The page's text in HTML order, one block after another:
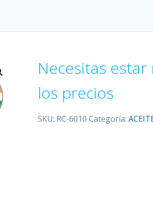
Necesitas
los precios
SKU: RC-6010 Categoría: